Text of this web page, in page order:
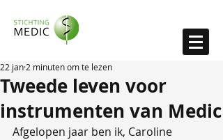
Tweede leven voor
instrumenten van Medic
22 jan 2 minuten om te lezen
Afgelopen jaar ben ik, Caroline